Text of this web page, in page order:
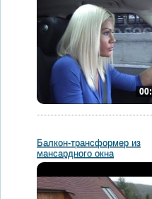
Балкон-трансформер из
мансардного окна